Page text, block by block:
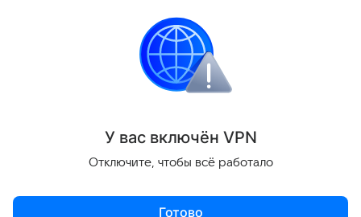
сейчас висит над западной частью Европы. Пока в
Калининградской области ожидают умеренно
прохладную и относительно сухую погоду к концу
Поделиться
У вас включён VPN
Отключите, чтобы всё работало
Готово